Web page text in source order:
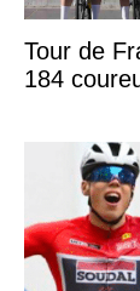
Tour de
184